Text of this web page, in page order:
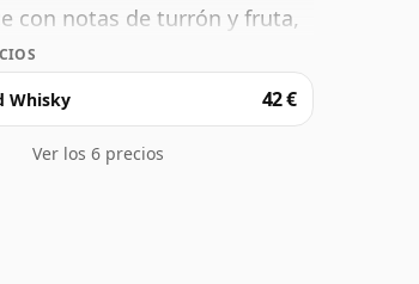
con notas de turrón y fruta,
Whisky 42 €
Ver los 6 precios